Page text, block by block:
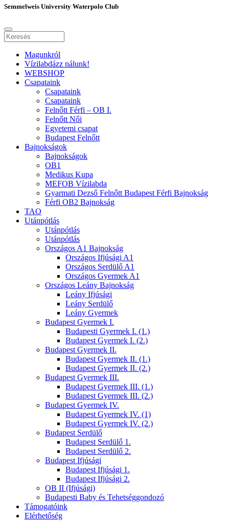
Semmelweis University Waterpolo Club
Magunkról
Vízilabdázz nálunk!
WEBSHOP
Csapataink
Csapataink
Csapataink
Felnőtt Férfi – OB I.
Felnőtt Női
Egyetemi csapat
Budapest Felnőtt
Bajnokságok
Bajnokságok
OB1
Medikus Kupa
MEFOB Vízilabda
Gyarmati Dezső Felnőtt Budapest Férfi Bajnokság
Férfi OB2 Bajnokság
TAO
Utánpótlás
Utánpótlás
Utánpótlás
Országos A1 Bajnokság
Országos Ifjúsági A1
Országos Serdülő A1
Országos Gyermek A1
Országos Leány Bajnokság
Leány Ifjúsági
Leány Serdülő
Leány Gyermek
Budapest Gyermek I.
Budapesti Gyermek I. (1.)
Budapest Gyermek I. (2.)
Budapest Gyermek II.
Budapest Gyermek II. (1.)
Budapest Gyermek II. (2.)
Budapest Gyermek III.
Budapest Gyermek III. (1.)
Budapest Gyermek III. (2.)
Budapest Gyermek IV.
Budapest Gyermek IV. (1)
Budapest Gyermek IV. (2.)
Budapest Serdülő
Budapest Serdülő 1.
Budapest Serdülő 2.
Budapest Ifjúsági
Budapest Ifjúsági 1.
Budapest Ifjúsági 2.
OB II (Ifjúsági)
Budapesti Baby és Tehetséggondozó
Támogatóink
Elérhetőség